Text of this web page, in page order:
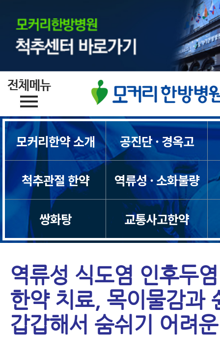
모커리한약 소개 공진단 · 경옥고
척추관절 한약 역류성 · 소화불량
쌍화탕 교통사고한약
역류성 식도염 인후두
한약 치료, 목이물감과
갑갑해서 숨쉬기 어려